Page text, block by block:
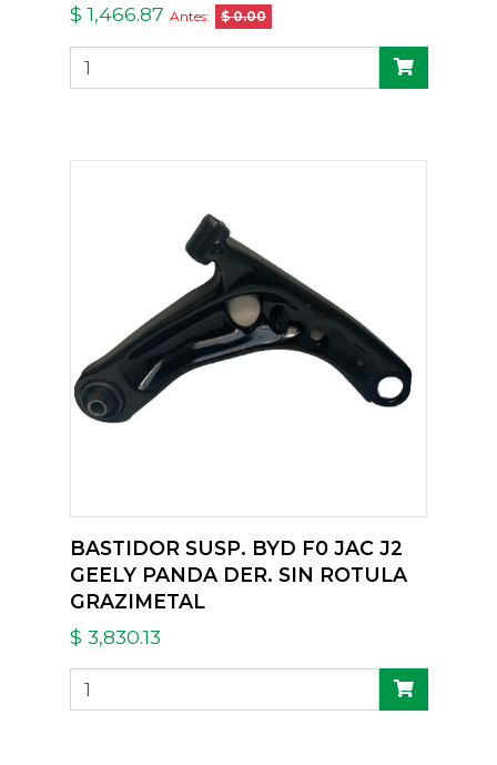
$ 1,466.87 Antes: $ 0.00
BASTIDOR SUSP. BYD F0 JAC J2
GEELY PANDA DER. SIN ROTULA
GRAZIMETAL
$ 3,830.13